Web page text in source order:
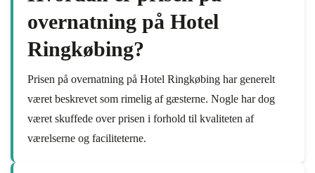
overnatning på Hotel
Ringkøbing?
Prisen på overnatning på Hotel Ringkøbing har generelt
været beskrevet som rimelig af gæsterne. Nogle har dog
været skuffede over prisen i forhold til kvaliteten af
værelserne og faciliteterne.